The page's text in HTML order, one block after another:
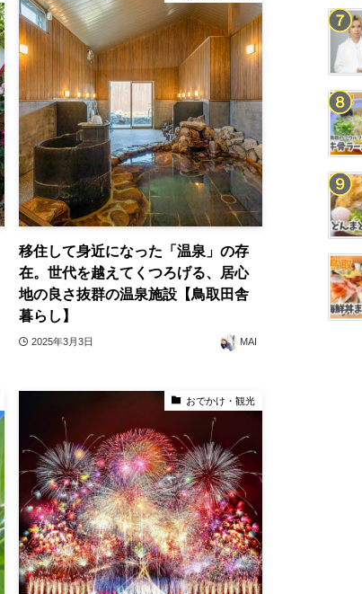
移住して身近になった「温泉」の存
在。世代を越えてくつろげる、居心
地の良さ抜群の温泉施設【鳥取田舎
暮らし】
2025年3月3日 MAI
おでかけ・観光